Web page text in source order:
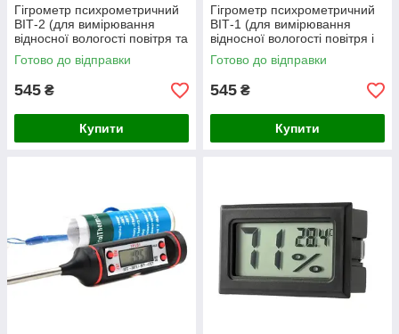
Гігрометр психрометричний
ВІТ-2 (для вимірювання
відносної вологості повітря та
температури)
Готово до відправки
545 ₴
Купити
Гігрометр психрометричний
ВІТ-1 (для вимірювання
відносної вологості повітря і
температури )
Готово до відправки
545 ₴
Купити